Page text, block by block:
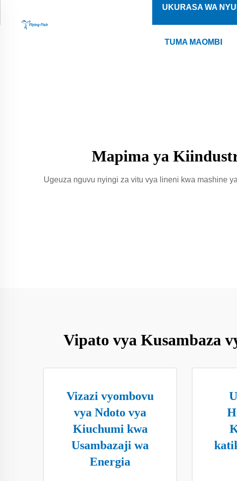
UKURASA WA
TUMA MAOMBI
Mapima ya
Ugeuza nguvu nyingi za vitu vya lineni kwa mashine
Vipato vya Kusambaza
Vizazi vyombovu
vya Ndoto vya
Kiuchumi kwa
Usambazaji wa
Energia